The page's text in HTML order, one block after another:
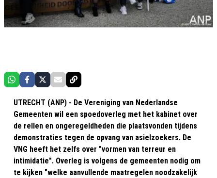
UTRECHT (ANP) - De Vereniging van Nederlandse
Gemeenten wil een spoedoverleg met het kabinet over
de rellen en ongeregeldheden die plaatsvonden tijdens
demonstraties tegen de opvang van asielzoekers. De
VNG heeft het zelfs over "vormen van terreur en
intimidatie". Overleg is volgens de gemeenten nodig om
te kijken "welke aanvullende maatregelen noodzakelijk